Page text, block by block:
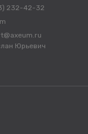
232-42-32
Юрьевич